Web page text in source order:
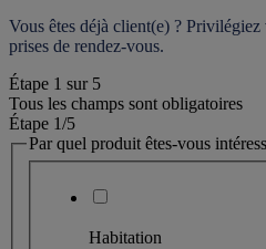
Vous êtes déjà client(e) ?
prises de rendez-vous.
Étape 1 sur 5
Tous les champs sont obligatoires
Étape 1/5
Par quel produit êtes-vous
Habitation